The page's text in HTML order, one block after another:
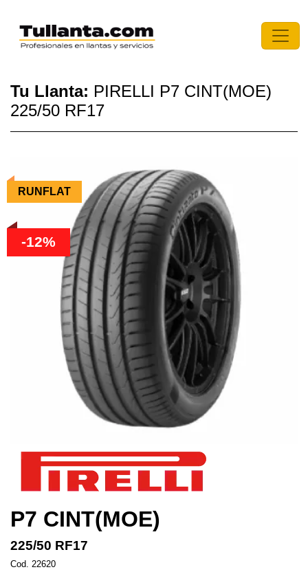
Tu Llanta: PIRELLI P7 CINT(MOE)
225/50 RF17
RUNFLAT
-12%
P7 CINT(MOE)
225/50 RF17
Cod. 22620